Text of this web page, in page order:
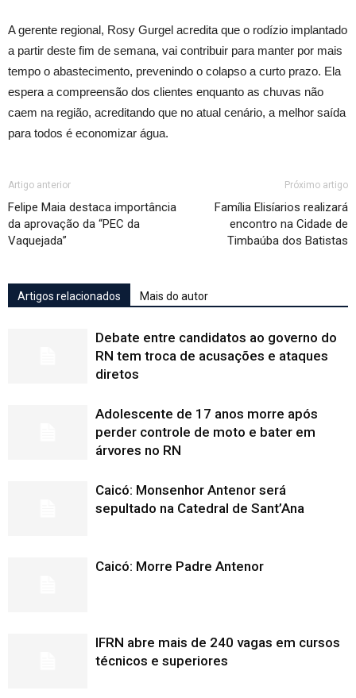
A gerente regional, Rosy Gurgel acredita que o rodízio implantado
a partir deste fim de semana, vai contribuir para manter por mais
tempo o abastecimento, prevenindo o colapso a curto prazo. Ela
espera a compreensão dos clientes enquanto as chuvas não
caem na região, acreditando que no atual cenário, a melhor saída
para todos é economizar água.
Artigo anterior
Felipe Maia destaca importância
da aprovação da “PEC da
Vaquejada”
Próximo artigo
Família Elisíarios realizará
encontro na Cidade de
Timbaúba dos Batistas
Artigos relacionados Mais do autor
Debate entre candidatos ao governo do
RN tem troca de acusações e ataques
diretos
Adolescente de 17 anos morre após
perder controle de moto e bater em
árvores no RN
Caicó: Monsenhor Antenor será
sepultado na Catedral de Sant’Ana
Caicó: Morre Padre Antenor
IFRN abre mais de 240 vagas em cursos
técnicos e superiores